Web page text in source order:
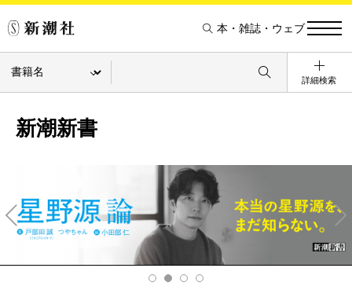
本・雑誌・ウェブ
詳細検索
新潮新書
v
Ne
xt